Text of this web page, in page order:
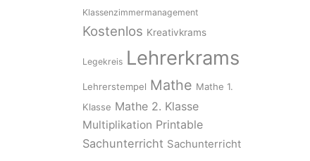
Klassenzimmermanagement
Kostenlos Kreativkrams
Legekreis Lehrerkrams
Lehrerstempel Mathe Mathe 1.
Klasse Mathe 2. Klasse
Multiplikation Printable
Sachunterricht Sachunterricht